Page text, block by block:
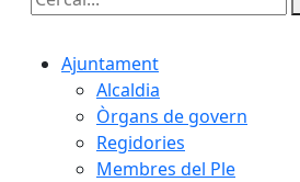
Cercar:
Ajuntament
Alcaldia
Òrgans de govern
Regidories
Membres del Ple